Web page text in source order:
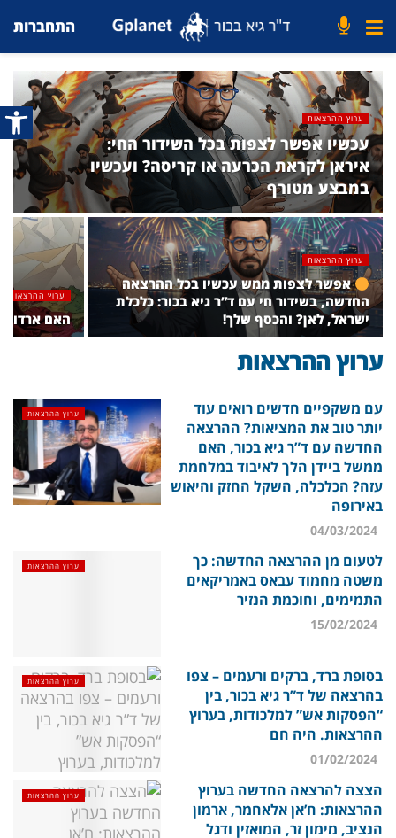
פתח
התחברות
ערוץ ההרצאות
עכשיו אפשר לצפות בכל השידור החי:
איראן לקראת הכרעה או קריסה? ועכשיו
במבצע מטורף
ערוץ ההרצאות
אפשר לצפות ממש עכשיו בכל ההרצאה
החדשה, בשידור חי עם ד”ר גיא בכור: כלכלת
ישראל, לאן? והכסף שלך!
ערוץ ההרצאות
האם
ערוץ ההרצאות
ערוץ ההרצאות
עם משקפיים חדשים רואים עוד
יותר טוב את המציאות? ההרצאה
החדשה עם ד”ר גיא בכור, האם
ממשל ביידן הלך לאיבוד במלחמת
עזה? הכלכלה, השקל החזק והיאוש
באירופה
ערוץ ההרצאות
לטעום מן ההרצאה החדשה: כך
משטה מחמוד עבאס באמריקאים
התמימים, וחוכמת הנזיר
ערוץ ההרצאות
בסופת ברד, ברקים ורעמים – צפו
בהרצאה של ד”ר גיא בכור, בין
“הפסקות אש” למלכודות, בערוץ
ההרצאות. היה חם
ערוץ ההרצאות
הצצה להרצאה החדשה בערוץ
ההרצאות: ח’אן אלאחמר, ארמון
הנציב, מימון זר, המואזין ודגל